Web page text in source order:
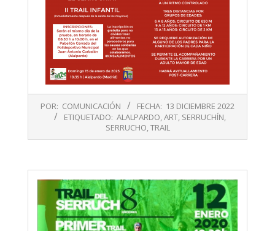
12-
POR: COMUNICACIÓN FECHA: 13 DICIEMBRE 2022
ETIQUETADO: ALALPARDO,ART, SERRUCHÍN,
SERRUCHO,TRAIL